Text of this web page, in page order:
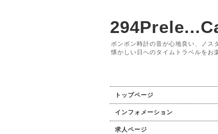
ボンボン時計の音が心地良い、ノス
懐かしい日へのタイムトラベルをお
トップページ
インフォメーション
求人ページ